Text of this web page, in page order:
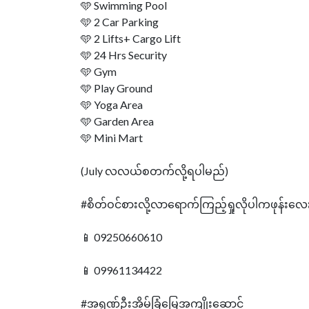
🩵 Swimming Pool
🩵 2 Car Parking
🩵 2 Lifts+ Cargo Lift
🩵 24 Hrs Security
🩵 Gym
🩵 Play Ground
🩵 Yoga Area
🩵 Garden Area
🩵 Mini Mart
(July လလယ်စတက်လို့ရပါမည်)
#စိတ်ဝင်စားလို့လာရောက်ကြည့်ရှုလိုပါကဖုန်းလေ
📱 09250660610
📱 09961134422
#အရုဏ်ဦးအိမ်ခြံမြေအကျိုးဆောင်